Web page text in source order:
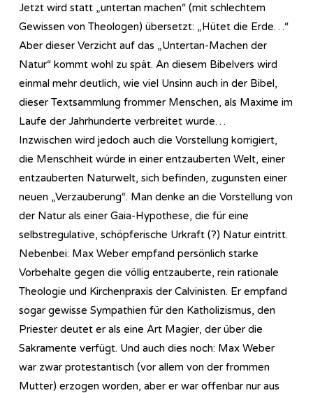
Jetzt wird statt „untertan machen“ (mit schlechtem
Gewissen von Theologen) übersetzt: „Hütet die Erde…“
Aber dieser Verzicht auf das „Untertan-Machen der
Natur“ kommt wohl zu spät. An diesem Bibelvers wird
einmal mehr deutlich, wie viel Unsinn auch in der Bibel,
dieser Textsammlung frommer Menschen, als Maxime im
Laufe der Jahrhunderte verbreitet wurde…
Inzwischen wird jedoch auch die Vorstellung korrigiert,
die Menschheit würde in einer entzauberten Welt, einer
entzauberten Naturwelt, sich befinden, zugunsten einer
neuen „Verzauberung“. Man denke an die Vorstellung von
der Natur als einer Gaia-Hypothese, die für eine
selbstregulative, schöpferische Urkraft (?) Natur eintritt.
Nebenbei: Max Weber empfand persönlich starke
Vorbehalte gegen die völlig entzauberte, rein rationale
Theologie und Kirchenpraxis der Calvinisten. Er empfand
sogar gewisse Sympathien für den Katholizismus, den
Priester deutet er als eine Art Magier, der über die
Sakramente verfügt. Und auch dies noch: Max Weber
war zwar protestantisch (vor allem von der frommen
Mutter) erzogen worden, aber er war offenbar nur aus